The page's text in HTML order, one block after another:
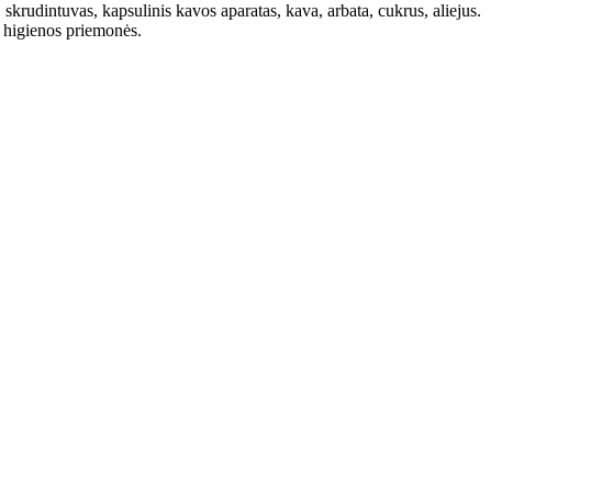
kapsulinis kavos aparatas, kava, arbata, cukrus, aliejus.
priemonės.